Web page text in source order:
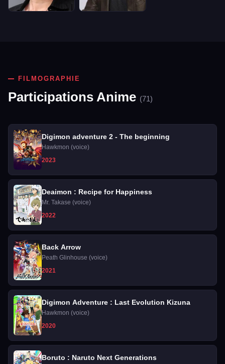
FILMOGRAPHIE
Participations Anime (71)
Digimon adventure 2 - The beginning
Hawkmon (voice)
2023
Deaimon : Recipe for Happiness
Mr. Takase (voice)
2022
Back Arrow
Peath Glinhouse (voice)
2021
Digimon Adventure : Last Evolution Kizuna
Hawkmon (voice)
2020
Boruto : Naruto Next Generations